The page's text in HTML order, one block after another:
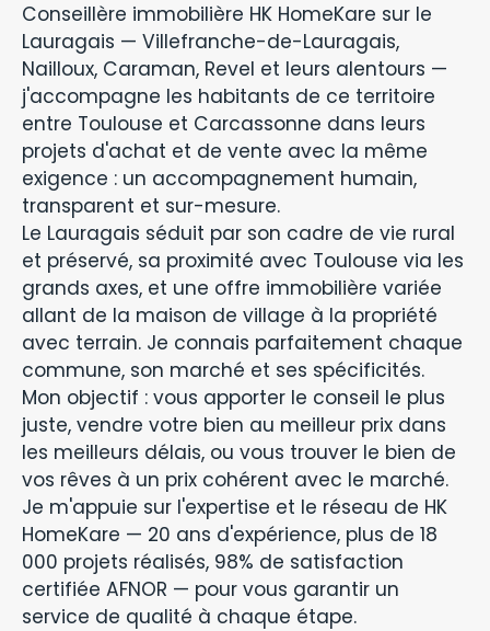
Conseillère immobilière HK HomeKare sur le
Lauragais — Villefranche-de-Lauragais,
Nailloux, Caraman, Revel et leurs alentours —
j'accompagne les habitants de ce territoire
entre Toulouse et Carcassonne dans leurs
projets d'achat et de vente avec la même
exigence : un accompagnement humain,
transparent et sur-mesure.
Le Lauragais séduit par son cadre de vie rural
et préservé, sa proximité avec Toulouse via les
grands axes, et une offre immobilière variée
allant de la maison de village à la propriété
avec terrain. Je connais parfaitement chaque
commune, son marché et ses spécificités.
Mon objectif : vous apporter le conseil le plus
juste, vendre votre bien au meilleur prix dans
les meilleurs délais, ou vous trouver le bien de
vos rêves à un prix cohérent avec le marché.
Je m'appuie sur l'expertise et le réseau de HK
HomeKare — 20 ans d'expérience, plus de 18
000 projets réalisés, 98% de satisfaction
certifiée AFNOR — pour vous garantir un
service de qualité à chaque étape.